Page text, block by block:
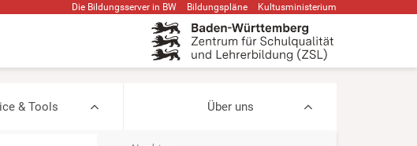
Die Bildungsserver in BW Bildungspläne Kultusministerium
& Tools Über uns